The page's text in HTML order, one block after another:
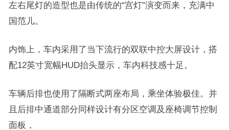
左右尾灯的造型也是由传统的“宫灯”演变而来，充满中
国范儿。
内饰上，车内采用了当下流行的双联中控大屏设计，搭
配12英寸宽幅HUD抬头显示，车内科技感十足。
车辆后排也使用了隔断式两座布局，乘坐体验极佳。并
且后排中通道部分同样设计有分区空调及座椅调节控制
面板，